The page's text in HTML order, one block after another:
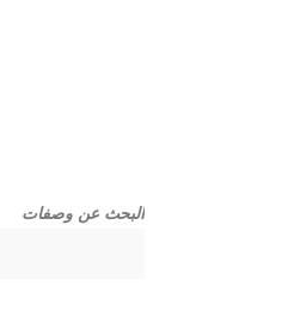
البحث عن وصفات